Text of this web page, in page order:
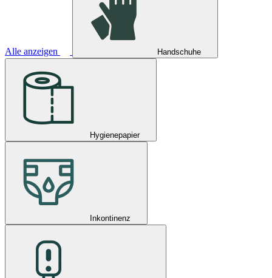
Alle anzeigen Handschuhe
Hygienepapier
Inkontinenz